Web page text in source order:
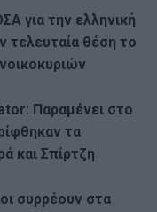
για την ελληνική
τελευταία θέση το
Παραμένει στο
τα
και Σπίρτζη
συρρέουν στα